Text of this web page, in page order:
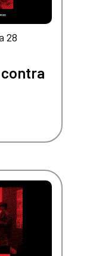
28
contra